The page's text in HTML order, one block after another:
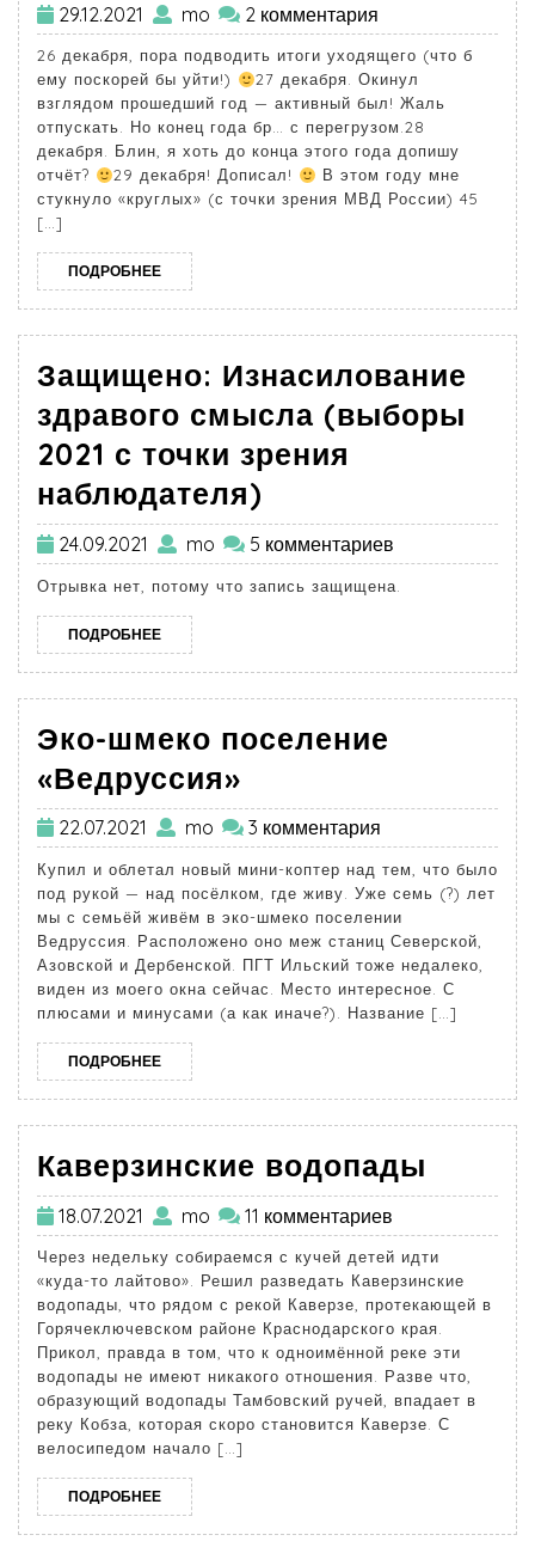
29.12.2021 mo 2 комментария
26 декабря, пора подводить итоги уходящего (что б
ему поскорей бы уйти!)
27 декабря. Окинул
взглядом прошедший год — активный был! Жаль
отпускать. Но конец года бр… с перегрузом.28
декабря. Блин, я хоть до конца этого года допишу
отчёт?
29 декабря! Дописал!
В этом году мне
стукнуло «круглых» (с точки зрения МВД России) 45
[…]
ПОДРОБНЕЕ
Защищено: Изнасилование
здравого смысла (выборы
2021 с точки зрения
наблюдателя)
24.09.2021 mo 5 комментариев
Отрывка нет, потому что запись защищена.
ПОДРОБНЕЕ
Эко-шмеко поселение
«Ведруссия»
22.07.2021 mo 3 комментария
Купил и облетал новый мини-коптер над тем, что было
под рукой — над посёлком, где живу. Уже семь (?) лет
мы с семьёй живём в эко-шмеко поселении
Ведруссия. Расположено оно меж станиц Северской,
Азовской и Дербенской. ПГТ Ильский тоже недалеко,
виден из моего окна сейчас. Место интересное. С
плюсами и минусами (а как иначе?). Название […]
ПОДРОБНЕЕ
Каверзинские водопады
18.07.2021 mo 11 комментариев
Через недельку собираемся с кучей детей идти
«куда-то лайтово». Решил разведать Каверзинские
водопады, что рядом с рекой Каверзе, протекающей в
Горячеключевском районе Краснодарского края.
Прикол, правда в том, что к одноимённой реке эти
водопады не имеют никакого отношения. Разве что,
образующий водопады Тамбовский ручей, впадает в
реку Кобза, которая скоро становится Каверзе. С
велосипедом начало […]
ПОДРОБНЕЕ